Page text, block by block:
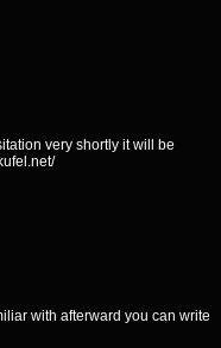
very shortly it will be
with afterward you can write